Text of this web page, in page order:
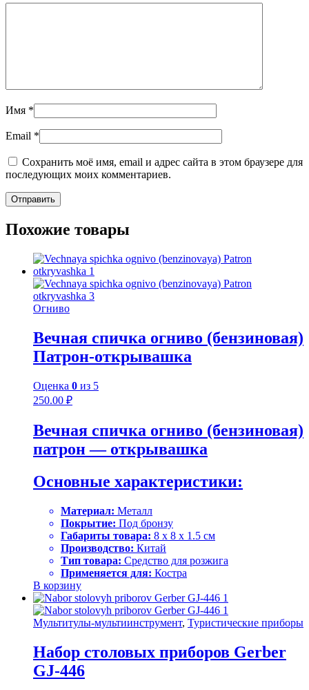
Имя *
Email *
Сохранить моё имя, email и адрес сайта в этом браузере для
последующих моих комментариев.
Похожие товары
Огниво
Вечная спичка огниво (бензиновая)
Патрон-открывашка
Оценка 0 из 5
250.00 ₽
Вечная спичка огниво (бензиновая)
патрон — открывашка
Основные характеристики:
Материал: Металл
Покрытие: Под бронзу
Габариты товара: 8 х 8 х 1.5 см
Производство: Китай
Тип товара: Средство для розжига
Применяется для: Костра
В корзину
Мультитулы-мультиинструмент, Туристические приборы
Набор столовых приборов Gerber
GJ-446